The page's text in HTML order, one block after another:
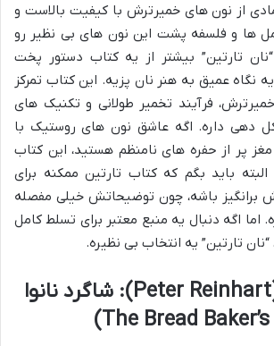
از نون های خمیرترش با کیفیت بالاست و
ها و فلسفه پشت این نون های بی نظیر رو
تارتین” بیشتر از یه کتاب دستور پخت
نگاه عمیق به هنر نان پزیه. این کتاب تمرکز
فرآیند تخمیر طولانی و تکنیک های
دهی داره. اگه عاشق نون های روستیک با
پر از حفره های نامنظم هستید، این کتاب
باید بگم که کتاب تارتین ممکنه برای
برانگیز باشه، چون توضیحاتش خیلی مفصله
اما اگه دنبال یه منبع معتبر برای تسلط کامل
تارتین” یه انتخاب بی نظیره.
پیتر رینهارت (Peter Reinhart): شاگرد نانوا